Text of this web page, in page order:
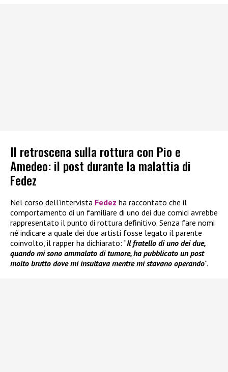
Il retroscena sulla rottura con Pio e
Amedeo: il post durante la malattia di
Fedez
Nel corso dell’intervista Fedez ha raccontato che il
comportamento di un familiare di uno dei due comici avrebbe
rappresentato il punto di rottura definitivo. Senza fare nomi
né indicare a quale dei due artisti fosse legato il parente
coinvolto, il rapper ha dichiarato: “Il fratello di uno dei due,
quando mi sono ammalato di tumore, ha pubblicato un post
molto brutto dove mi insultava mentre mi stavano operando”.